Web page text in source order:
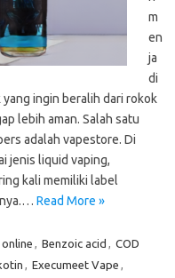
m
en
ja
di
ingin beralih dari rokok
lebih aman. Salah satu
adalah vapestore. Di
jenis liquid vaping,
kali memiliki label
Read More »
, Benzoic acid , COD
, Execumeet Vape ,